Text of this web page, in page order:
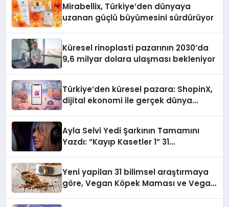
Mirabellix, Türkiye’den dünyaya
uzanan güçlü büyümesini sürdürüyor
Küresel rinoplasti pazarının 2030’da
9,6 milyar dolara ulaşması bekleniyor
Türkiye’den küresel pazara: ShopinX,
dijital ekonomi ile gerçek dünya
Ayla Selvi Yedi Şarkının Tamamını
Yazdı: “Kayıp Kasetler 1” 31
Yeni yapilan 31 bilimsel araştırmaya
göre, Vegan Köpek Maması ve Vegan